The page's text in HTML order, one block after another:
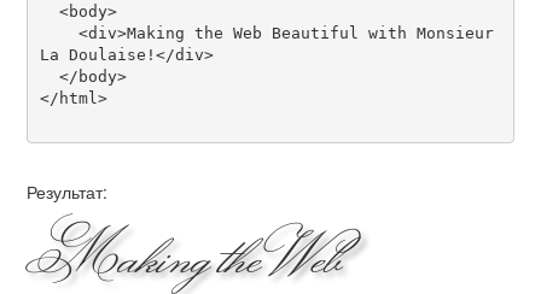
La Doulaise!</div>
</html>
Результат:
Making the Web